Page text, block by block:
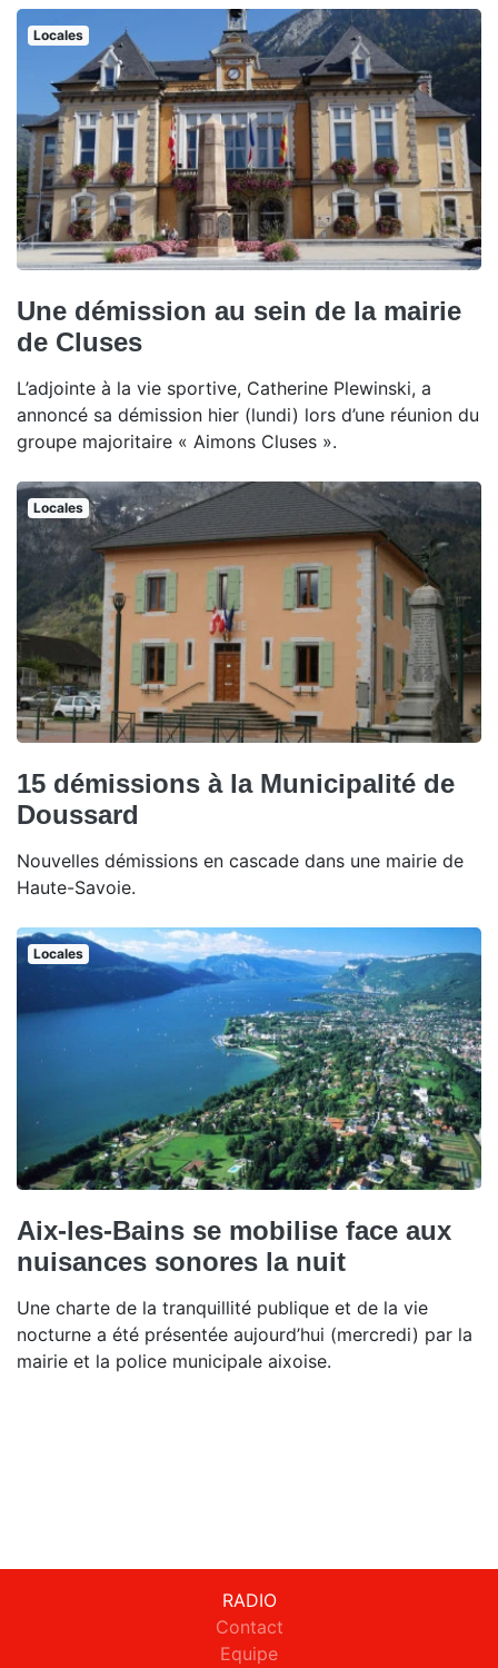
Locales
Une démission au sein de la mairie
de Cluses
L’adjointe à la vie sportive, Catherine Plewinski, a
annoncé sa démission hier (lundi) lors d’une réunion du
groupe majoritaire « Aimons Cluses ».
Locales
15 démissions à la Municipalité de
Doussard
Nouvelles démissions en cascade dans une mairie de
Haute-Savoie.
Locales
Aix-les-Bains se mobilise face aux
nuisances sonores la nuit
Une charte de la tranquillité publique et de la vie
nocturne a été présentée aujourd’hui (mercredi) par la
mairie et la police municipale aixoise.
RADIO
Contact
Equipe